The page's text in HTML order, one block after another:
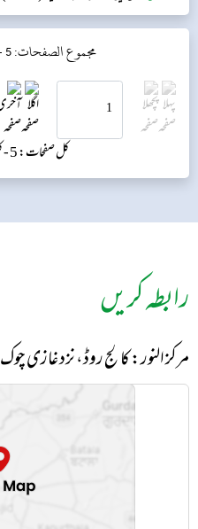
دریافت کیا، چنانچہ میں نے آپ کو مطلع کیا
مجموع الصفحات: 5 -
کل صفحات: 5 -
رابطہ کریں
مرکز النور: کالج روڈ، نزد غازی